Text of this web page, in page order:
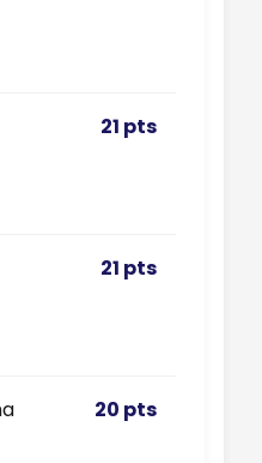
21 pts
21 pts
20 pts